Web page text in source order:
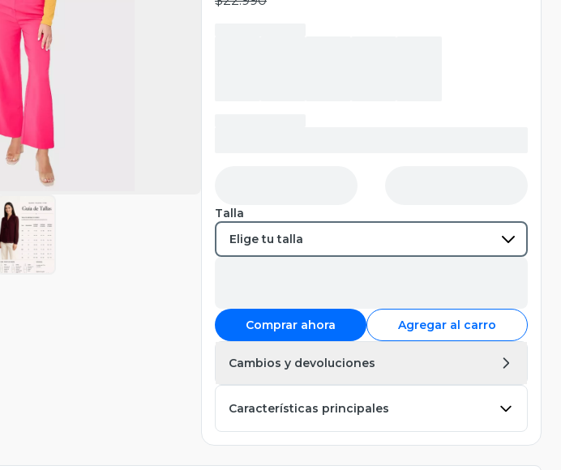
Talla
Comprar ahora Agregar al carro
Cambios y devoluciones
Características principales